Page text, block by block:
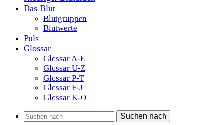
Das Blut
Blutgruppen
Blutwerte
Puls
Glossar
Glossar A-E
Glossar U-Z
Glossar P-T
Glossar F-J
Glossar K-O
Suchen nach